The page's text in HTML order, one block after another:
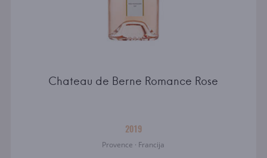
Chateau de Berne Romance Rose
2019
Provence · Francija